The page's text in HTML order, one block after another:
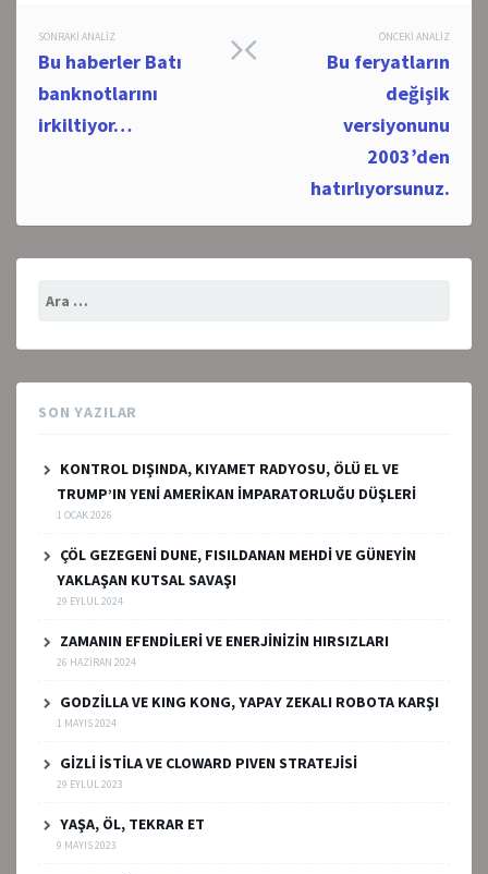
Post
navigation
ÖNCEKI ANALIZ
Bu feryatların
değişik
versiyonunu
2003’den
hatırlıyorsunuz.
SONRAKI ANALIZ
Bu haberler Batı
banknotlarını
irkiltiyor…
SON YAZILAR
KONTROL DIŞINDA, KIYAMET RADYOSU, ÖLÜ EL VE
TRUMP’IN YENİ AMERİKAN İMPARATORLUĞU DÜŞLERİ
1 OCAK 2026
ÇÖL GEZEGENİ DUNE, FISILDANAN MEHDİ VE GÜNEYİN
YAKLAŞAN KUTSAL SAVAŞI
29 EYLÜL 2024
ZAMANIN EFENDİLERİ VE ENERJİNİZİN HIRSIZLARI
26 HAZIRAN 2024
GODZİLLA VE KING KONG, YAPAY ZEKALI ROBOTA KARŞI
1 MAYIS 2024
GİZLİ İSTİLA VE CLOWARD PIVEN STRATEJİSİ
29 EYLÜL 2023
YAŞA, ÖL, TEKRAR ET
9 MAYIS 2023